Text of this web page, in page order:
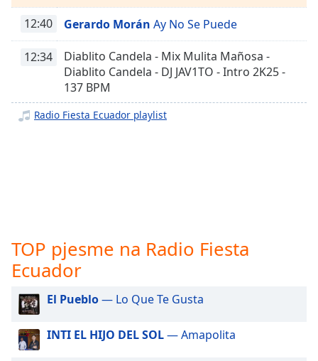
Chapters
Chapters
descriptions
off,
subtitles
settings
dialog
off
selected
Audio
12:40 Gerardo Morán Ay No Se Puede
12:34
Diablito Candela - Mix Mulita Mañosa -
Diablito Candela - DJ JAV1TO - Intro 2K25 -
137 BPM
Radio Fiesta Ecuador playlist
TOP pjesme na Radio Fiesta
Ecuador
El Pueblo— Lo Que Te Gusta
INTI EL HIJO DEL SOL— Amapolita